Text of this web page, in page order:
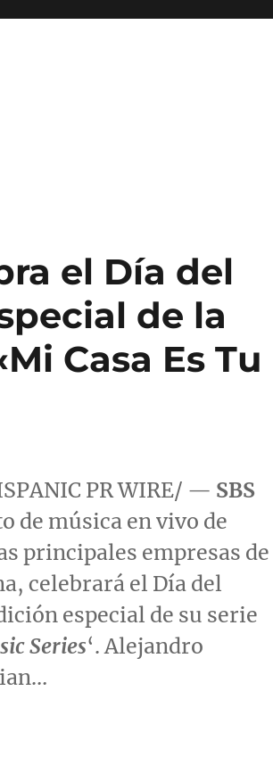
el Día del
de la
Casa Es Tu
PR WIRE/ — SBS
de música en vivo de
principales empresas de
celebrará el Día del
especial de su serie
Series‘. Alejandro